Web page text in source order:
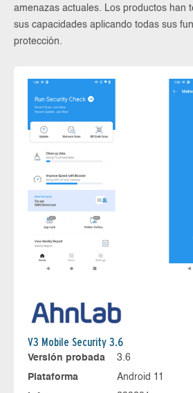
amenazas actuales. Los productos han
sus capacidades aplicando todas sus
protección.
V3 Mobile Security 3.6
Versión probada
3.6
Plataforma
Android 11